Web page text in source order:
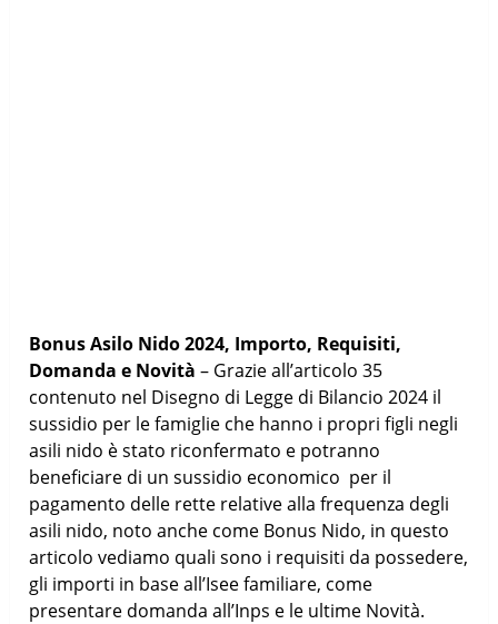
Bonus Asilo Nido 2024, Importo, Requisiti,
Domanda e Novità – Grazie all’articolo 35
contenuto nel Disegno di Legge di Bilancio 2024 il
sussidio per le famiglie che hanno i propri figli negli
asili nido è stato riconfermato e potranno
beneficiare di un sussidio economico per il
pagamento delle rette relative alla frequenza degli
asili nido, noto anche come Bonus Nido, in questo
articolo vediamo quali sono i requisiti da possedere,
gli importi in base all’Isee familiare, come
presentare domanda all’Inps e le ultime Novità.